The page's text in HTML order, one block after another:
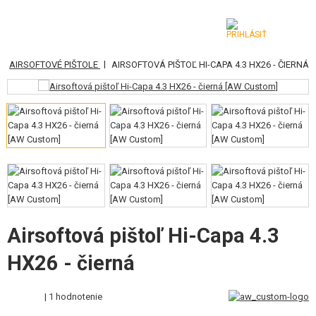
KATEGÓRIE
AIRSOFTOVÉ ZBRANE
VZDUCHOVÉ ZBRANE, PRAKY
GRANÁTOMETY, GRANÁTY
GULIČKY, PLYN
AKUMULÁTORY, NABÍJAČKY
ZÁSOBNÍKY, PLNIČKY
OKULIARE, MASKY
AIRSOFTOVÉ PIŠTOLE | AIRSOFTOVÁ PIŠTOĽ HI-CAPA 4.3 HX26 - ČIERNÁ
Airsoftová pištoľ Hi-Capa 4.3
HX26 - čierná
| 1 hodnotenie